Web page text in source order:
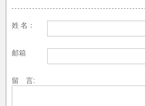
姓 名：
邮箱
留 言: